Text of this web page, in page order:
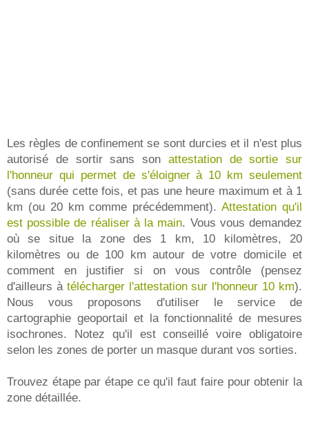
Les règles de confinement se sont durcies et il n'est plus
autorisé de sortir sans son attestation de sortie sur
l'honneur qui permet de s'éloigner à 10 km seulement
(sans durée cette fois, et pas une heure maximum et à 1
km (ou 20 km comme précédemment).Attestation qu'il
est possible de réaliser à la main. Vous vous demandez
où se situe la zone des 1 km, 10 kilomètres, 20
kilomètres ou de 100 km autour de votre domicile et
comment en justifier si on vous contrôle (pensez
d'ailleurs à télécharger l'attestation sur l'honneur 10 km).
Nous vous proposons d'utiliser le service de
cartographie geoportail et la fonctionnalité de mesures
isochrones. Notez qu'il est conseillé voire obligatoire
selon les zones de porter un masque durant vos sorties.
Trouvez étape par étape ce qu'il faut faire pour obtenir la
zone détaillée.